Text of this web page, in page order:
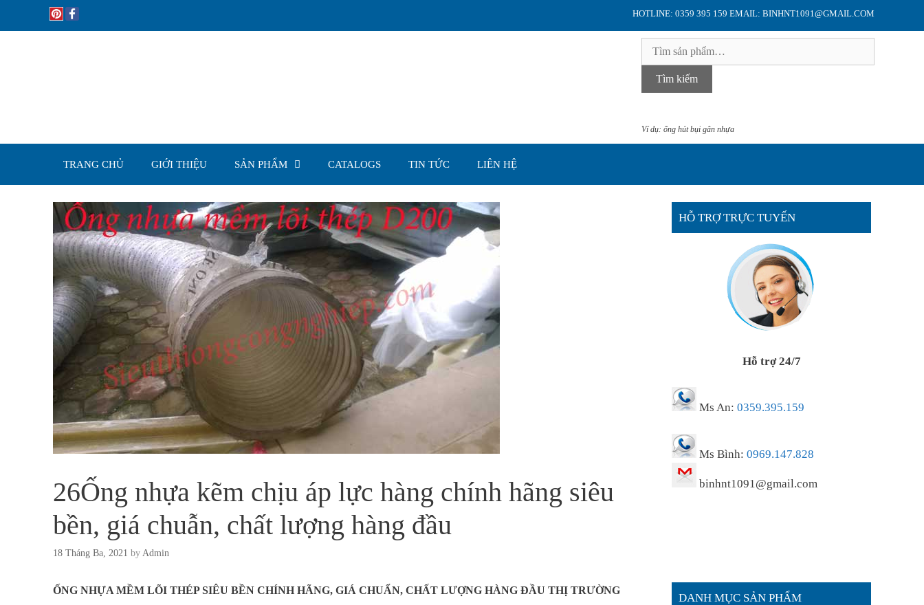
HOTLINE: 0359 395 159 EMAIL: BINHNT1091@GMAIL.COM
Tìm
Tìm kiếm
Ví dụ: ống hút bụi gân nhựa
TRANG CHỦ GIỚI THIỆU SẢN PHẨM CATALOGS TIN TỨC LIÊN HỆ
26Ống nhựa kẽm chịu áp lực hàng chính hãng siêu
bền, giá chuẫn, chất lượng hàng đầu
18 Tháng Ba, 2021 by Admin
ỐNG NHỰA MỀM LÕI THÉP SIÊU BỀN CHÍNH HÃNG, GIÁ CHUẨN, CHẤT LƯỢNG HÀNG ĐẦU THỊ TRƯỜNG
HỖ TRỢ TRỰC TUYẾN
Hỗ trợ 24/7
Ms An: 0359.395.159
Ms Bình: 0969.147.828
binhnt1091@gmail.com
DANH MỤC SẢN PHẨM